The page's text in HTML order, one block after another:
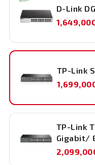
D-Link
TP-Link
TP-Link
Gigabit/